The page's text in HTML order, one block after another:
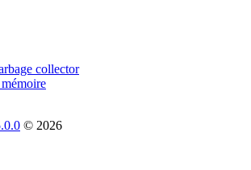
collector
© 2026